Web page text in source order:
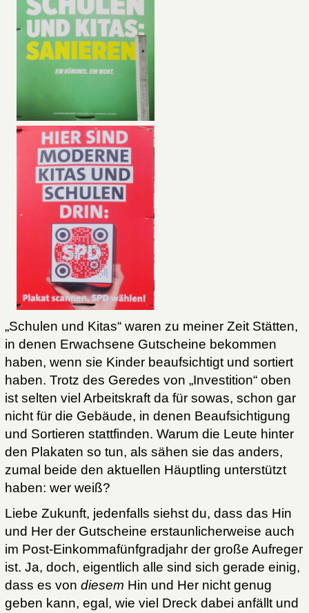
„Schulen und Kitas“ waren zu meiner Zeit Stätten,
in denen Erwachsene Gutscheine bekommen
haben, wenn sie Kinder beaufsichtigt und sortiert
haben. Trotz des Geredes von „Investition“ oben
ist selten viel Arbeitskraft da für sowas, schon gar
nicht für die Gebäude, in denen Beaufsichtigung
und Sortieren stattfinden. Warum die Leute hinter
den Plakaten so tun, als sähen sie das anders,
zumal beide den aktuellen Häuptling unterstützt
haben: wer weiß?
Liebe Zukunft, jedenfalls siehst du, dass das Hin
und Her der Gutscheine erstaunlicherweise auch
im Post-Einkommafünfgradjahr der große Aufreger
ist. Ja, doch, eigentlich alle sind sich gerade einig,
dass es von diesem Hin und Her nicht genug
geben kann, egal, wie viel Dreck dabei anfällt und